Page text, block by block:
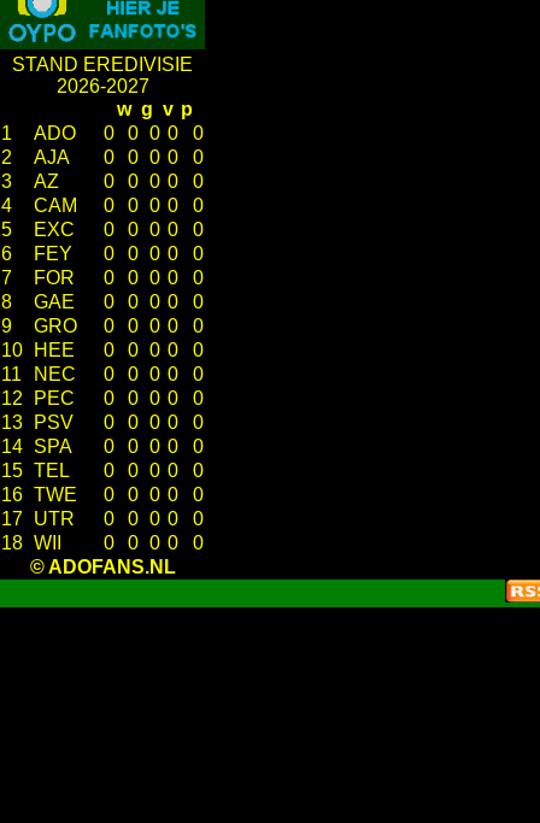
STAND EREDIVISIE
2026-2027
w g v p
1
ADO 0 0 0 0
0
2
AJA 0 0 0 0
0
3
AZ 0 0 0 0
0
4
CAM 0 0 0 0
0
5
EXC 0 0 0 0
0
6
FEY 0 0 0 0
0
7
FOR 0 0 0 0
0
8
GAE 0 0 0 0
0
9
GRO 0 0 0 0
0
10
HEE 0 0 0 0
0
11
NEC 0 0 0 0
0
12
PEC 0 0 0 0
0
13
PSV 0 0 0 0
0
14 SPA 0 0 0 0
0
15 TEL 0 0 0 0
0
16 TWE 0 0 0 0
0
17 UTR 0 0 0 0
0
18 WII 0 0 0 0
0
© ADOFANS.NL